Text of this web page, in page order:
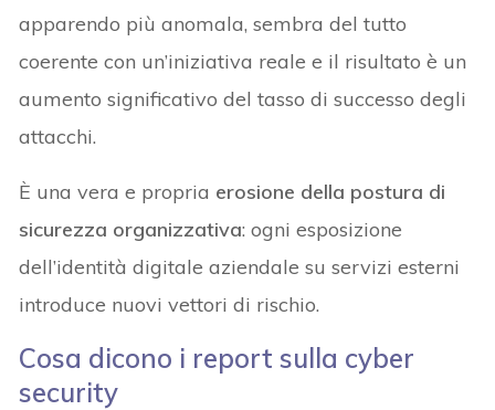
apparendo più anomala, sembra del tutto
coerente con un’iniziativa reale e il risultato è un
aumento significativo del tasso di successo degli
attacchi.
È una vera e propria erosione della postura di
sicurezza organizzativa: ogni esposizione
dell’identità digitale aziendale su servizi esterni
introduce nuovi vettori di rischio.
Cosa dicono i report sulla cyber
security